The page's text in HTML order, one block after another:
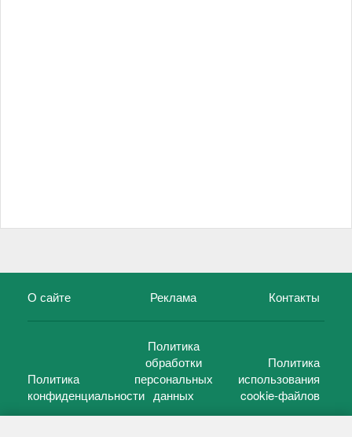
О сайте Реклама Контакты
Политика
конфиденциальности
Политика
обработки
персональных
данных
Политика
использования
cookie-файлов